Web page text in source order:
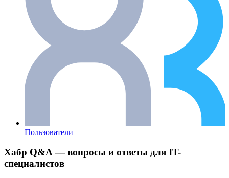
Пользователи
Хабр Q&A — вопросы и ответы для IT-
специалистов